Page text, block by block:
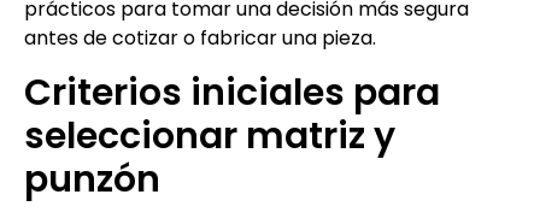
prácticos para tomar una decisión más segura
antes de cotizar o fabricar una pieza.
Criterios iniciales para
seleccionar matriz y
punzón